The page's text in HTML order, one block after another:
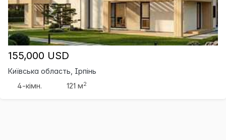
155,000 USD
Київська область, Ірпінь
4-кімн.
121 м2